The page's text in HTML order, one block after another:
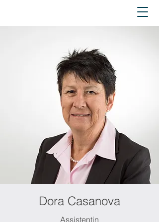
Dora Casanova
Assistentin